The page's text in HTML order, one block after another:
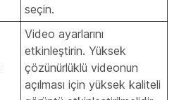
seçin.
Video ayarlarını
etkinleştirin. Yüksek
çözünürlüklü videonun
açılması için yüksek kaliteli